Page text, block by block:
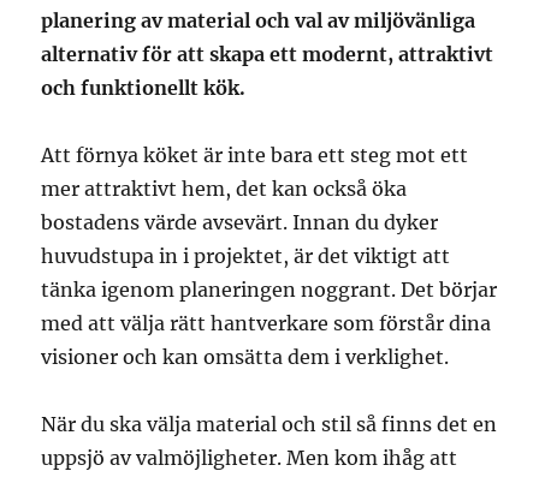
planering av material och val av miljövänliga
alternativ för att skapa ett modernt, attraktivt
och funktionellt kök.
Att förnya köket är inte bara ett steg mot ett
mer attraktivt hem, det kan också öka
bostadens värde avsevärt. Innan du dyker
huvudstupa in i projektet, är det viktigt att
tänka igenom planeringen noggrant. Det börjar
med att välja rätt hantverkare som förstår dina
visioner och kan omsätta dem i verklighet.
När du ska välja material och stil så finns det en
uppsjö av valmöjligheter. Men kom ihåg att